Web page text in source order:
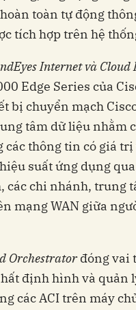
toàn tự động
tích hợp trên hệ
Internet và Cloud
Edge Series của
bị chuyển mạch
tâm dữ liệu nhằm
các thông tin có giá
suất ứng dụng
các chi nhánh, trung
mạng WAN giữa
Orchestratorđóng vai
định hình và quản
các ACI trên máy